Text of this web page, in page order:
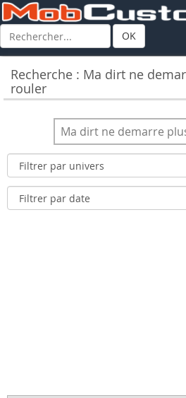
OK
Recherche : Ma dirt ne
rouler